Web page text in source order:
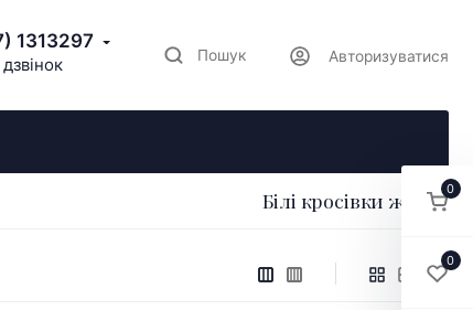
1313297
Пошук Авторизуватися
Білі кросівки жіночі0
0